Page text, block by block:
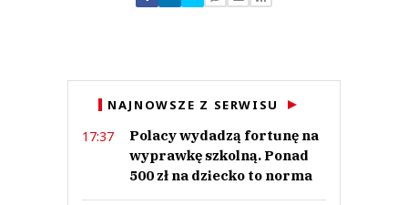
This comment was minimized by the moderator on the site
Ci związkowcy są finansowani przez ZORGANIZOWANĄ GRUPĘ
PRZESTĘPCZĄ o nazwie Prawo i Sprawiedliwość!!!
ae
NAJNOWSZE Z SERWISU
17:37
Polacy wydadzą fortunę na
wyprawkę szkolną. Ponad
500 zł na dziecko to norma